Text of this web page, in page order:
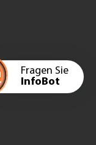
Fragen Sie
InfoBot